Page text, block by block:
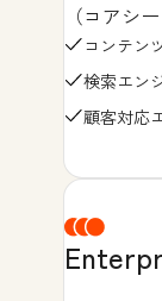
（コアシ
コンテン
検索エン
顧客対応